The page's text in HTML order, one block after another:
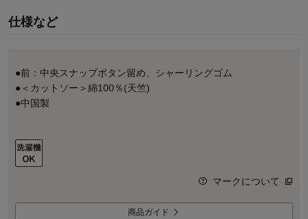
仕様など
●前：中央スナップボタン留め、シャーリングゴム
●＜カットソー＞綿100％(天竺)
●中国製
マークについて
商品ガイド